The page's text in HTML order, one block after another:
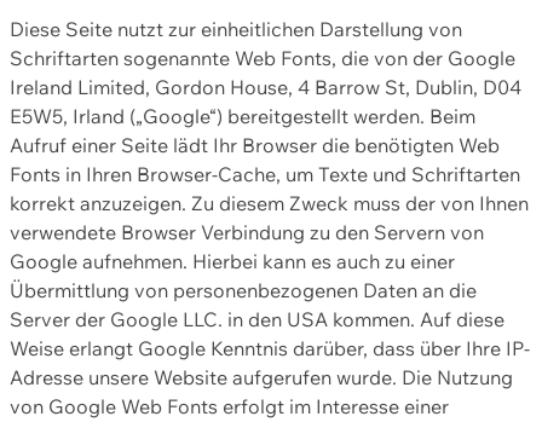
Diese Seite nutzt zur einheitlichen Darstellung von
Schriftarten sogenannte Web Fonts, die von der Google
Ireland Limited, Gordon House, 4 Barrow St, Dublin, D04
E5W5, Irland („Google“) bereitgestellt werden. Beim
Aufruf einer Seite lädt Ihr Browser die benötigten Web
Fonts in Ihren Browser-Cache, um Texte und Schriftarten
korrekt anzuzeigen. Zu diesem Zweck muss der von Ihnen
verwendete Browser Verbindung zu den Servern von
Google aufnehmen. Hierbei kann es auch zu einer
Übermittlung von personenbezogenen Daten an die
Server der Google LLC. in den USA kommen. Auf diese
Weise erlangt Google Kenntnis darüber, dass über Ihre IP-
Adresse unsere Website aufgerufen wurde. Die Nutzung
von Google Web Fonts erfolgt im Interesse einer